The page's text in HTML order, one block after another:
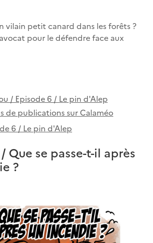
vilain petit canard dans les forêts ?
pour le défendre face aux
/ Episode 6 / Le pin d'Alep
de publications sur Calaméo
6 / Le pin d'Alep
Que se passe-t-il après
?